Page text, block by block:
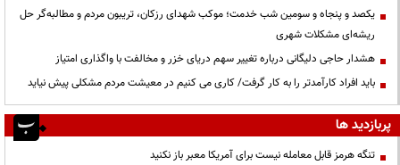
یکصد و پنجاه و سومین شب خدمت؛ موکب شهدای رزکان، تریبون مردم و مطالبه‌گر حل
ریشه‌ای مشکلات شهری
هشدار حاجی دلیگانی درباره تغییر سهم دریای خزر و مخالفت با واگذاری امتیاز
باید افراد کارآمدتر را به کار گرفت/ کاری می کنیم در معیشت مردم مشکلی پیش نیاید
پربازدید ها
تنگه هرمز قابل معامله نیست برای آمریکا معبر باز نکنید